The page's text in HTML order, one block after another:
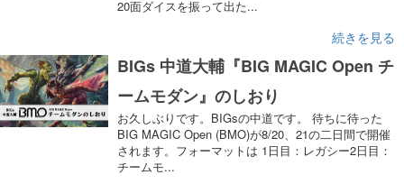
20面ダイスを振って出た...
続きを見る
BIGs 中道大輔『BIG MAGIC Open チ
ームモダン』のしおり
お久しぶりです。BIGsの中道です。 待ちに待った
BIG MAGIC Open (BMO)が8/20、21の二日間で開催
されます。フォーマットは 1日目：レガシー2日目：
チームモ...